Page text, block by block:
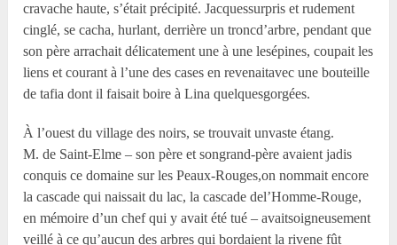
cravache haute, s’était précipité. Jacquessurpris et rudement
cinglé, se cacha, hurlant, derrière un troncd’arbre, pendant que
son père arrachait délicatement une à une lesépines, coupait les
liens et courant à l’une des cases en revenaitavec une bouteille
de tafia dont il faisait boire à Lina quelquesgorgées.
À l’ouest du village des noirs, se trouvait unvaste étang.
M. de Saint-Elme – son père et songrand-père avaient jadis
conquis ce domaine sur les Peaux-Rouges,on nommait encore
la cascade qui naissait du lac, la cascade del’Homme-Rouge,
en mémoire d’un chef qui y avait été tué – avaitsoigneusement
veillé à ce qu’aucun des arbres qui bordaient la rivene fût